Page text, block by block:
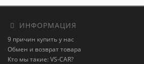
ИНФОРМАЦИЯ
9 причин купить у нас
Обмен и возврат товара
Кто мы такие: VS-CAR?